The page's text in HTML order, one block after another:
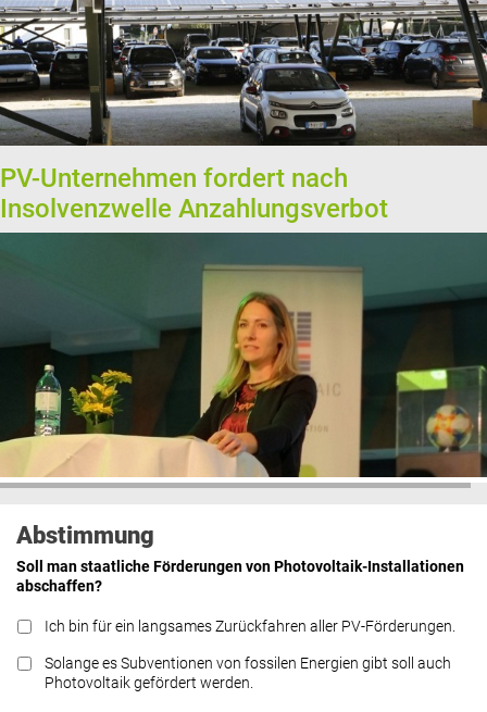
PV-Unternehmen fordert nach
Insolvenzwelle Anzahlungsverbot
Abstimmung
Soll man staatliche Förderungen von Photovoltaik-Installationen
abschaffen?
Ich bin für ein langsames Zurückfahren aller PV-Förderungen.
Solange es Subventionen von fossilen Energien gibt soll auch
Photovoltaik gefördert werden.